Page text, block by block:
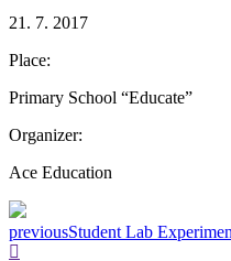
21. 7. 2017
Place:
Primary School “Educate”
Organizer:
Ace Education
previousStudent Lab